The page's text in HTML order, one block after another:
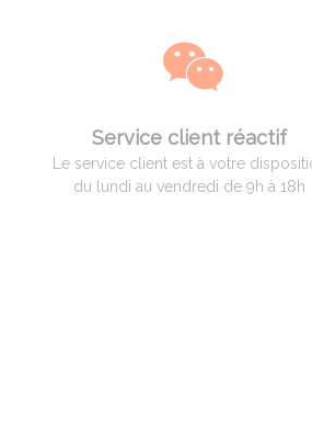
Service client réactif
Le service client est à votre
du lundi au vendredi de 9h à 18h